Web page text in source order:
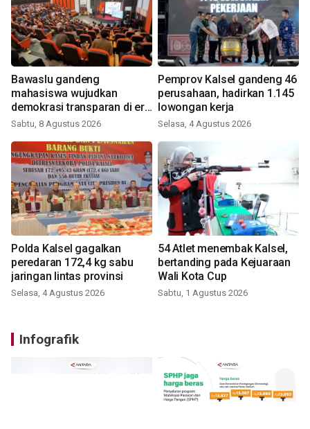
Bawaslu gandeng
mahasiswa wujudkan
demokrasi transparan di era
digital
Sabtu, 8 Agustus 2026
Pemprov Kalsel gandeng 46
perusahaan, hadirkan 1.145
lowongan kerja
Selasa, 4 Agustus 2026
Polda Kalsel gagalkan
peredaran 172,4 kg sabu
jaringan lintas provinsi
Selasa, 4 Agustus 2026
54 Atlet menembak Kalsel,
bertanding pada Kejuaraan
Wali Kota Cup
Sabtu, 1 Agustus 2026
Infografik